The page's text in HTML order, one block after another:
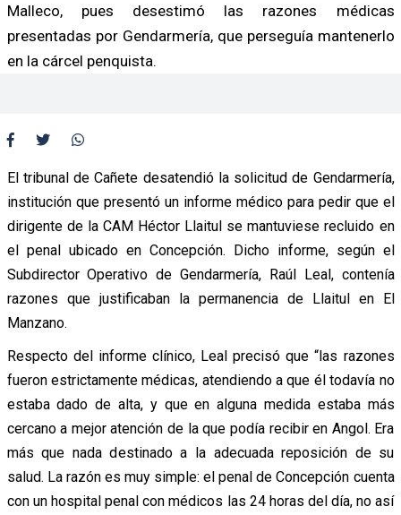
Malleco, pues desestimó las razones médicas
presentadas por Gendarmería, que perseguía mantenerlo
en la cárcel penquista.
El tribunal de Cañete desatendió la solicitud de Gendarmería,
institución que presentó un informe médico para pedir que el
dirigente de la CAM Héctor Llaitul se mantuviese recluido en
el penal ubicado en Concepción. Dicho informe, según el
Subdirector Operativo de Gendarmería, Raúl Leal, contenía
razones que justificaban la permanencia de Llaitul en El
Manzano.
Respecto del informe clínico, Leal precisó que “las razones
fueron estrictamente médicas, atendiendo a que él todavía no
estaba dado de alta, y que en alguna medida estaba más
cercano a mejor atención de la que podía recibir en Angol. Era
más que nada destinado a la adecuada reposición de su
salud. La razón es muy simple: el penal de Concepción cuenta
con un hospital penal con médicos las 24 horas del día, no así